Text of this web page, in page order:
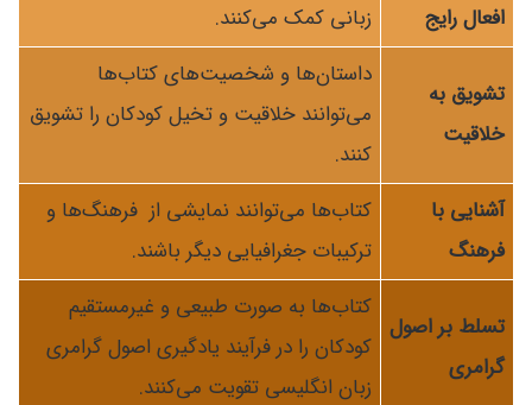
افعال رایج
زبانی کمک می‌کنند.
تشویق به
خلاقیت
داستان‌ها و شخصیت‌های کتاب‌ها
می‌توانند خلاقیت و تخیل کودکان را تشویق
کنند.
آشنایی با
فرهنگ
کتاب‌ها می‌توانند نمایشی از فرهنگ‌ها و
ترکیبات جغرافیایی دیگر باشند.
تسلط بر اصول
گرامری
کتاب‌ها به صورت طبیعی و غیرمستقیم
کودکان را در فرآیند یادگیری اصول گرامری
زبان انگلیسی تقویت می‌کنند.